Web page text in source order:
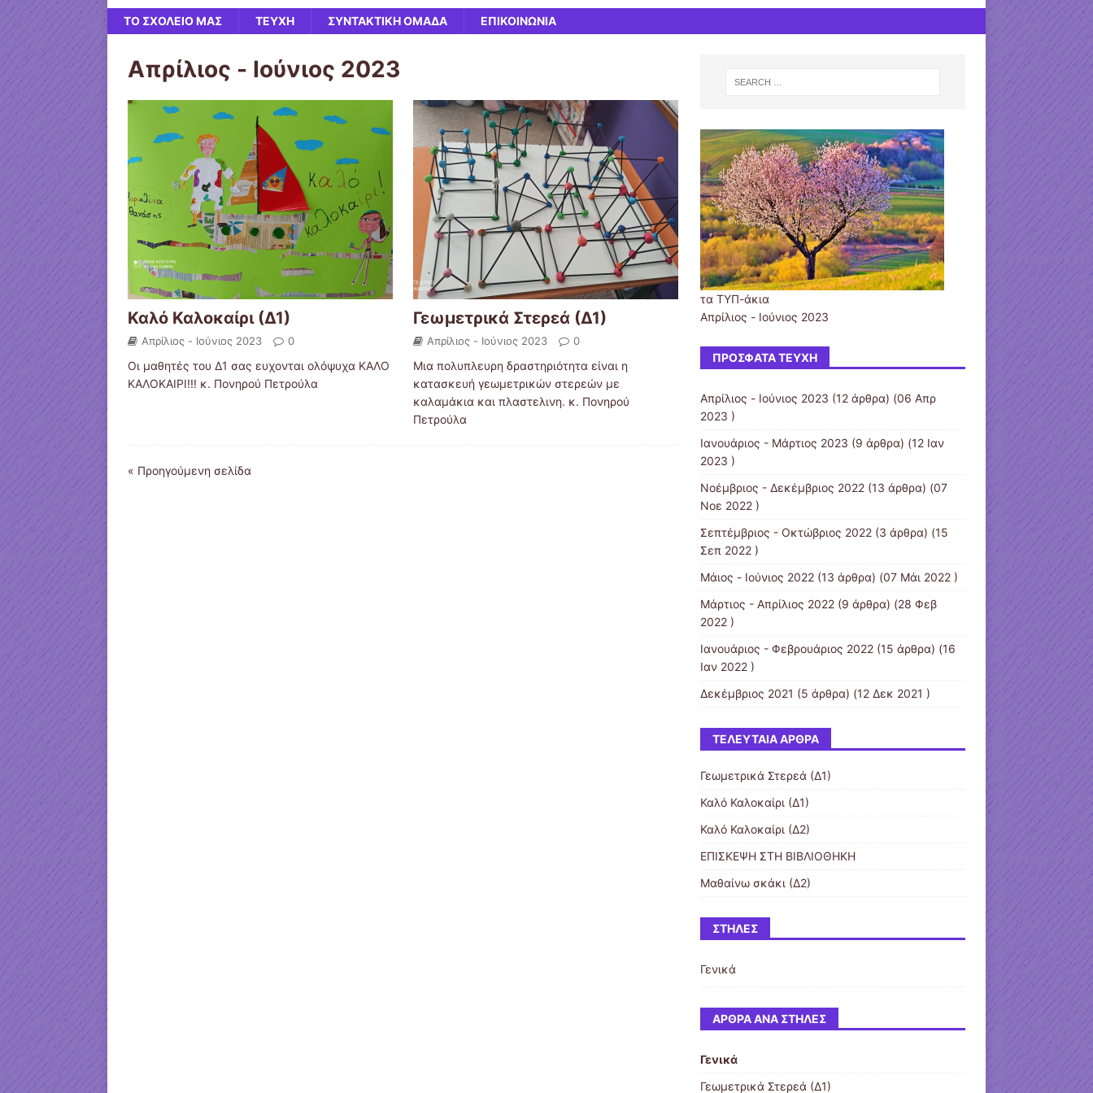
ΤΟ ΣΧΟΛΕΙΟ ΜΑΣ ΤΕΥΧΗ ΣΥΝΤΑΚΤΙΚΗ ΟΜΑΔΑ ΕΠΙΚΟΙΝΩΝΙΑ
Απρίλιος - Ιούνιος 2023
Καλό Καλοκαίρι (Δ1)
Απρίλιος - Ιούνιος 2023 0
Οι μαθητές του Δ1 σας ευχονται ολόψυχα ΚΑΛΟ
ΚΑΛΟΚΑΙΡΙ!!! κ. Πονηρού Πετρούλα
Γεωμετρικά Στερεά (Δ1)
Απρίλιος - Ιούνιος 2023 0
Μια πολυπλευρη δραστηριότητα είναι η
κατασκευή γεωμετρικών στερεών με
καλαμάκια και πλαστελινη. κ. Πονηρού
Πετρούλα
« Προηγούμενη σελίδα
τα ΤΥΠ-άκια
Απρίλιος - Ιούνιος 2023
ΠΡΌΣΦΑΤΑ ΤΕΎΧΗ
Απρίλιος - Ιούνιος 2023 (12 άρθρα) (06 Απρ
2023 )
Ιανουάριος - Μάρτιος 2023 (9 άρθρα) (12 Ιαν
2023 )
Νοέμβριος - Δεκέμβριος 2022(13 άρθρα) (07
Νοε 2022 )
Σεπτέμβριος - Οκτώβριος 2022(3 άρθρα) (15
Σεπ 2022 )
Μάιος - Ιούνιος 2022(13 άρθρα) (07 Μάι 2022 )
Μάρτιος - Απρίλιος 2022(9 άρθρα) (28 Φεβ
2022 )
Ιανουάριος - Φεβρουάριος 2022(15 άρθρα) (16
Ιαν 2022 )
Δεκέμβριος 2021 (5 άρθρα) (12 Δεκ 2021 )
ΤΕΛΕΥΤΑΊΑ ΆΡΘΡΑ
Γεωμετρικά Στερεά (Δ1)
Καλό Καλοκαίρι (Δ1)
Καλό Καλοκαίρι (Δ2)
ΕΠΙΣΚΕΨΗ ΣΤΗ ΒΙΒΛΙΟΘΗΚΗ
Μαθαίνω σκάκι (Δ2)
ΣΤΉΛΕΣ
Γενικά
ΆΡΘΡΑ ΑΝΆ ΣΤΉΛΕΣ
Γενικά
Γεωμετρικά Στερεά (Δ1)